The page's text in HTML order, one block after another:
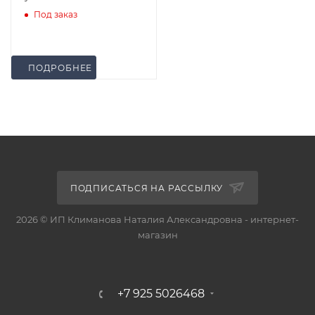
Под заказ
ПОДРОБНЕЕ
ПОДПИСАТЬСЯ НА РАССЫЛКУ
2026 © ИП Климанова Наталия Александровна - интернет-
магазин
+7 925 5026468